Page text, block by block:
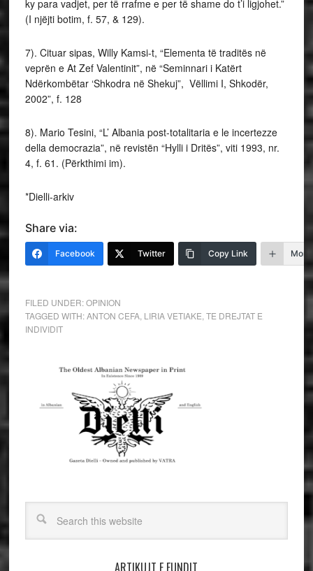
ky para vadjet, per të rrafme e per të shame do t’i ligjohet.”
(I njëjti botim, f. 57, & 129).
7). Cituar sipas, Willy Kamsi-t, “Elementa të traditës në
veprën e At Zef Valentinit”, në “Seminnari i Katërt
Ndërkombëtar ‘Shkodra në Shekuj”, Vëllimi I, Shkodër,
2002”, f. 128
8). Mario Tesini, “L’ Albania post-totalitaria e le incertezze
della democrazia”, në revistën “Hylli i Dritës”, viti 1993, nr.
4, f. 61. (Përkthimi im).
*Dielli-arkiv
Share via:
Facebook Twitter Copy Link More
FILED UNDER:OPINION
TAGGED WITH:ANTON CEFA, LIRIA VETIAKE TE DREJTAT E
INDIVIDIT
ARTIKUJT E FUNDIT